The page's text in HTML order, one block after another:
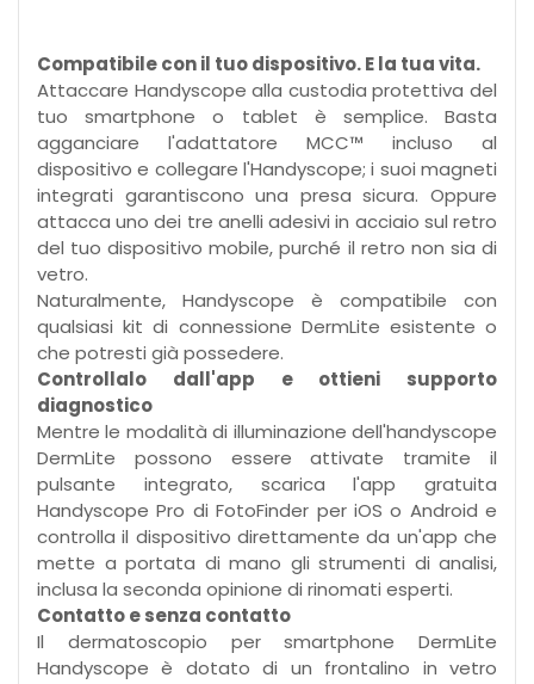
Compatibile con il tuo dispositivo. E la tua vita.
Attaccare Handyscope alla custodia protettiva del
tuo smartphone o tablet è semplice. Basta
agganciare l'adattatore MCC™ incluso al
dispositivo e collegare l'Handyscope; i suoi magneti
integrati garantiscono una presa sicura. Oppure
attacca uno dei tre anelli adesivi in ​​acciaio sul retro
del tuo dispositivo mobile, purché il retro non sia di
vetro.
Naturalmente, Handyscope è compatibile con
qualsiasi kit di connessione DermLite esistente o
che potresti già possedere.
Controllalo dall'app e ottieni supporto
diagnostico
Mentre le modalità di illuminazione dell'handyscope
DermLite possono essere attivate tramite il
pulsante integrato, scarica l'app gratuita
Handyscope Pro di FotoFinder per iOS o Android e
controlla il dispositivo direttamente da un'app che
mette a portata di mano gli strumenti di analisi,
inclusa la seconda opinione di rinomati esperti.
Contatto e senza contatto
Il dermatoscopio per smartphone DermLite
Handyscope è dotato di un frontalino in vetro